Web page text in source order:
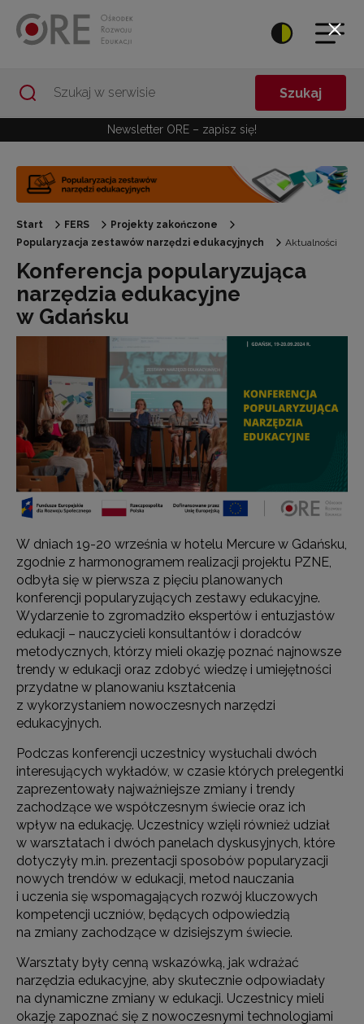
Szukaj
Newsletter ORE – zapisz się!
Start FERS
Projekty zakończone
Popularyzacja zestawów narzędzi edukacyjnych
Aktualności
Konferencja popularyzująca
narzędzia edukacyjne
w Gdańsku
W dniach 19-20 września w hotelu Mercure w Gdańsku,
zgodnie z harmonogramem realizacji projektu PZNE,
odbyła się w pierwsza z pięciu planowanych
konferencji popularyzujących zestawy edukacyjne.
Wydarzenie to zgromadziło ekspertów i entuzjastów
edukacji – nauczycieli konsultantów i doradców
metodycznych, którzy mieli okazję poznać najnowsze
trendy w edukacji oraz zdobyć wiedzę i umiejętności
przydatne w planowaniu kształcenia
z wykorzystaniem nowoczesnych narzędzi
edukacyjnych.
Podczas konferencji uczestnicy wysłuchali dwóch
interesujących wykładów, w czasie których prelegentki
zaprezentowały najważniejsze zmiany i trendy
zachodzące we współczesnym świecie oraz ich
wpływ na edukację. Uczestnicy wzięli również udział
w warsztatach i dwóch panelach dyskusyjnych, które
dotyczyły m.in. prezentacji sposobów popularyzacji
nowych trendów w edukacji, metod nauczania
i uczenia się wspomagających rozwój kluczowych
kompetencji uczniów, będących odpowiedzią
na zmiany zachodzące w dzisiejszym świecie.
Warsztaty były cenną wskazówką, jak wdrażać
narzędzia edukacyjne, aby skutecznie odpowiadały
na dynamiczne zmiany w edukacji. Uczestnicy mieli
okazję zapoznać się z nowoczesnymi technologiami